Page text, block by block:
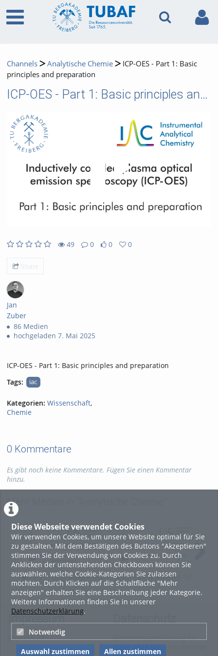
Diese Webseite verwendet Cookies
Wir verwenden Cookies, um unsere Website optimal für Sie
zu gestalten. Mit dem Bestätigen des Buttons "Akzeptieren"
stimmen Sie der Verwendung von Cookies zu. Durch
Anklicken der untenstehenden Checkboxen können Sie
auswählen, welche Cookie-Kategorien Sie zulassen
möchten. Durch Klicken auf die Schaltfläche "Mehr
anzeigen" erhalten Sie eine Beschreibung jeder Kategorie.
Weitere Informationen finden Sie in unserer
Datenschutzerklärung.
Notwendig
Auswahl zustimmen Allen zustimmen
Channels Analytische Chemie
ICP-OES - Part 1: Basic
principles and preparation
ICP-OES - Part 1: Basic principles and preparation
49
0
0
0
Share
Jan
Zuber
86 Medien
hochgeladen 7. Mai 2025
ICP-OES - Part 1: Basic principles and preparation
Tags:
iac
Kategorien: Wissenschaft,
Chemie
0 Kommentare
Es gibt noch keine Kommentare. Fügen Sie einen Kommentar
hinzu.
Mehr Medien in "Analytische Chemie"
Part 1: Grundlagen der
NMR-Spektroskopie
IC - Part 4: Advices for
the evaluation
Impressum
Impressum
Datenschutzerklärung für
diese ViMP-basierte Website